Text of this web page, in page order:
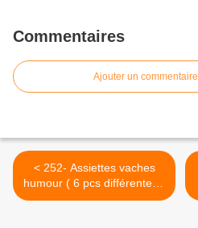
Commentaires
Ajouter un commentaire
< 252- Assiettes vaches
humour ( 6 pcs différentes )
Fr. 120.00 ( sur commande